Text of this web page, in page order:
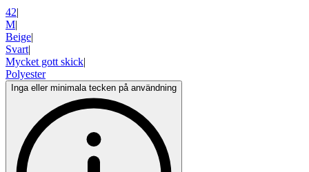
42|
M|
Beige|
Svart|
Mycket gott skick|
Polyester
Inga eller minimala tecken på användning